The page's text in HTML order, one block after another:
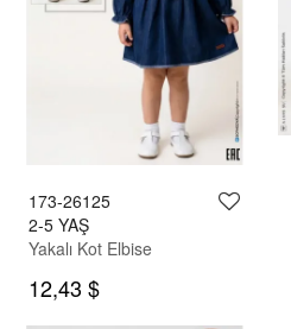
173-26125
2-5 YAŞ
Yakalı Kot Elbise
12,43 $